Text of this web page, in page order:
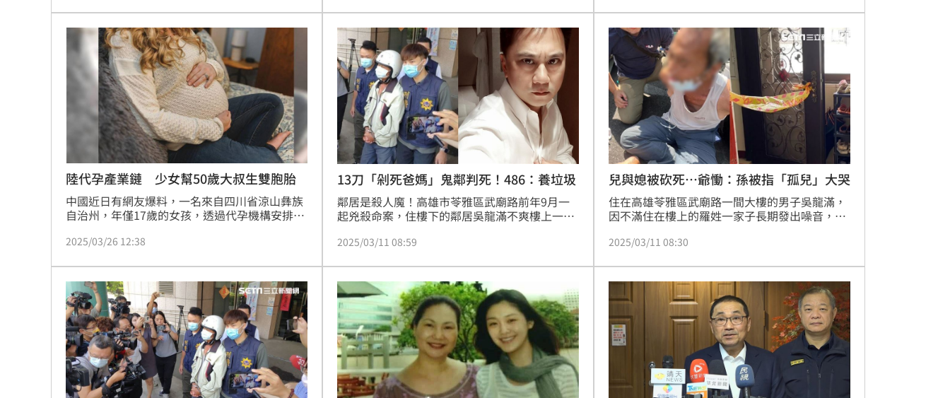
Menglong）」全球連署，呼籲展開獨立、透明
的國際調查。截至北京時間10月15日晚間，已有
超過42萬人加入聲援。（記者唐家興）
人，如果黑髮年輕人是我的孩子，我會捏一把冷
汗，慶幸老人還活蹦亂跳，不會說我兒替天行
道，因為我不知道下個覺得自己替天行道的人，
會不會一個不慎，在教訓老人中就發生憾事」。
在第一時間提醒她要求進行毒品檢測，恐怕至今
仍無法得知事件的關鍵真相。
陸代孕產業鏈 少女幫50歲大叔生雙胞胎
中國近日有網友爆料，一名來自四川省涼山彝族
自治州，年僅17歲的女孩，透過代孕機構安排，
消息爆出後引來眾多網友撻伐，對此廣州市衛健
情況。
2025/03/26 12:38
13刀「剁死爸媽」鬼鄰判死！486：養垃圾
鄰居是殺人魔！高雄市苓雅區武廟路前年9月一
起兇殺命案，住樓下的鄰居吳龍滿不爽樓上一家
刀雙雙斃命，而開門讓凶嫌進來的小兄弟全程目
外婆：「我是不是壞小孩？」生活分崩離析。昨
（10）日一審判決出爐，合議庭3名法官「一致
決」將他依殺人罪判處死刑，也是釋憲後首例。
對此，網紅486先生今（11）日一早氣憤難耐，
寫下50字呼籲立刻執行死刑！
2025/03/11 08:59
兒與媳被砍死…爺慟：孫被指「孤兒」大哭
住在高雄苓雅區武廟路一間大樓的男子吳龍滿，
因不滿住在樓上的羅姓一家子長期發出噪音，竟
致雙雙斃命。一審判決10日出爐，吳男被判死
光，透露2名幼子案發後的自責心態和生活狀
況。
2025/03/11 08:30